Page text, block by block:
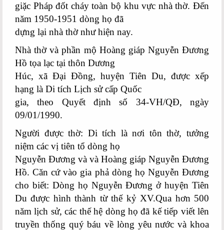
giặc Pháp đốt cháy toàn bộ khu vực nhà thờ. Đến
năm 1950-1951 dòng họ đã
dựng lại nhà thờ như hiện nay.
Nhà thờ và phần mộ Hoàng giáp Nguyễn Đương
Hồ tọa lạc tại thôn Dương
Húc, xã Đại Đồng, huyện Tiên Du, được xếp
hạng là Di tích Lịch sử cấp Quốc
gia, theo Quyết định số 34-VH/QĐ, ngày
09/01/1990.
Người được thờ: Di tích là nơi tôn thờ, tưởng
niệm các vị tiên tổ dòng họ
Nguyễn Đương và và Hoàng giáp Nguyễn Đương
Hồ. Căn cứ vào gia phả dòng họ Nguyễn Đương
cho biết: Dòng họ Nguyễn Đương ở huyện Tiên
Du được hình thành từ thế kỷ XV.Qua hơn 500
năm lịch sử, các thế hệ dòng họ đã kế tiếp viết lên
truyền thống quý báu về lòng yêu nước và khoa